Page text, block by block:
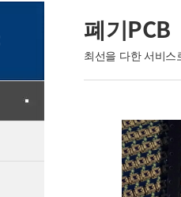
폐기PCB
최선을 다한 서비